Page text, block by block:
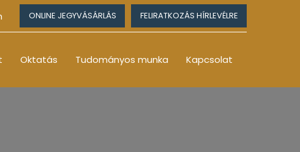
ONLINE JEGYVÁSÁRLÁS FELIRATKOZÁS HÍRLEVÉLRE
Oktatás Tudományos munka Kapcsolat